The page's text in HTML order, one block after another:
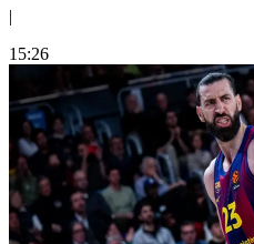
|
15:26